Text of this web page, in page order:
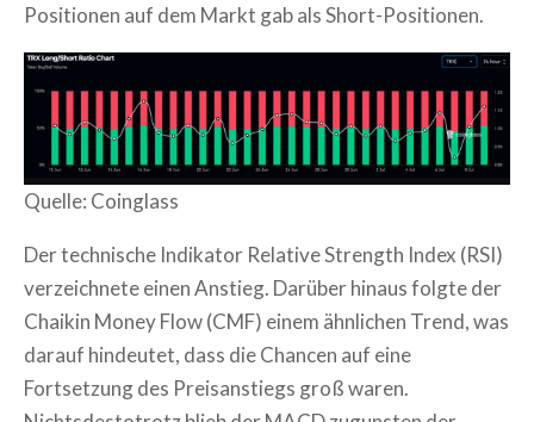
Positionen auf dem Markt gab als Short-Positionen.
Quelle: Coinglass
Der technische Indikator Relative Strength Index (RSI)
verzeichnete einen Anstieg. Darüber hinaus folgte der
Chaikin Money Flow (CMF) einem ähnlichen Trend, was
darauf hindeutet, dass die Chancen auf eine
Fortsetzung des Preisanstiegs groß waren.